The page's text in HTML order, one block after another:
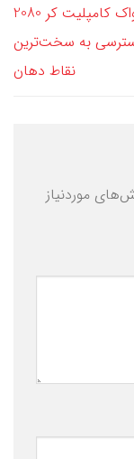
ویژگی مسواک کامپلیت کر 2080
به سخت‌ترین
نقاط دهان
موردنیاز